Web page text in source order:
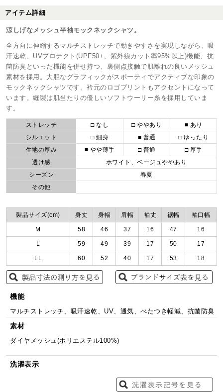
アイテム詳細
涼しげなメッシュ半袖モックネックシャツ。
全方向に伸縮するマルチストレッチで動きやすさを実現しながら、吸
汗速乾、UVプロテクト(UPF50+、紫外線カット率95%以上)機能、抗
菌防臭といった機能を併せ持つ、裏側点接触で肌離れの良いメッシュ
素材を採用。大胆なグラフィックがスポーティでアクティブな印象の
モックネックシャツです。衿元のロゴプリントもアクセントになって
います。縫製は肌当たりの優しいソフトウーリー糸を採用していま
す。
ストレッチ □ なし □ ややあり
■ あり
シルエット
□ 細身 ■ 普通
□ ゆったり
生地の厚み
■ やや薄手 □ 普通
□ 厚手
透け感
ホワイト、ベージュややあり
シーズン
春夏
その他
製品サイズ(cm) 身丈 身幅 肩幅 袖丈 裾幅 袖口幅
M 58 46 37 16 47 16
L 59 49 39 17 50 17
LL 60 52 40 17 53 18
機能
マルチストレッチ、吸汗速乾、UV、通気、べたつき軽減、抗菌防臭
素材
ダイヤメッシュ(ポリエステル100%)
洗濯表示